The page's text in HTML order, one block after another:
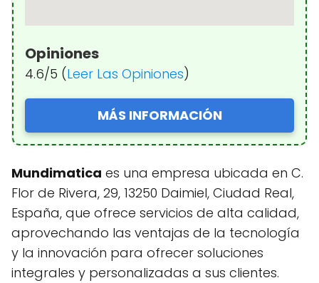
Opiniones
4.6/5 (Leer Las Opiniones)
MÁS INFORMACIÓN
Mundimatica es una empresa ubicada en C.
Flor de Rivera, 29, 13250 Daimiel, Ciudad Real,
España, que ofrece servicios de alta calidad,
aprovechando las ventajas de la tecnología
y la innovación para ofrecer soluciones
integrales y personalizadas a sus clientes.